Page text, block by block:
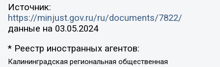
Источник:
https://minjust.gov.ru/ru/documents/7822/
данные на 03.05.2024
* Реестр иностранных агентов:
Калининградская региональная общественная организация "Экозащита!-Женсовет", Фонд содействия защите прав и свобод граждан "Общественный вердикт", Фонд "Институт Развития Свободы Информации", Частное учреждение "Информационное агентство МЕМО. РУ", Региональная общественная организация "Общественная комиссия по сохранению наследия академика Сахарова", Фонд поддержки свободы прессы, Санкт-Петербургская общественная правозащитная организация "Гражданский контроль", Межрегиональная общественная организация "Информационно-просветительский центр "Мемориал", Региональный Фонд "Центр Защиты Прав Средств Массовой Информации", с 05.12.2023 Фонд "Центр Защиты Прав Средств массовой информации", Региональная общественная благотворительная организация помощи беженцам и мигрантам "Гражданское содействие", Негосударственное образовательное учреждение дополнительного профессионального образования (повышение квалификации) специалистов "АКАДЕМИЯ ПО ПРАВАМ ЧЕЛОВЕКА", Свердловская региональная общественная организация "Сутяжник", Автономная некоммерческая организация "Центр независимых социологических исследований", Союз общественных объединений "Российский исследовательский центр по правам человека", Региональное общественное учреждение научно-информационный центр "МЕМОРИАЛ", Некоммерческая организация "Фонд защиты гласности", Автономная некоммерческая организация "Институт прав человека", Городская общественная организация "Екатеринбургское общество "МЕМОРИАЛ", Городская общественная организация "Рязанское историко-просветительское и правозащитное общество "Мемориал" (Рязанский Мемориал), Челябинский региональный орган общественной самодеятельности – женское общественное объединение "Женщины Евразии", Челябинский региональный орган общественной самодеятельности "Уральская правозащитная группа", Фонд содействия защите здоровья и социальной справедливости имени Андрея Рылькова, Автономная Некоммерческая Организация "Аналитический Центр Юрия Левады", Автономная некоммерческая организация социальной поддержки населения "Проект Апрель", Региональная общественная организация помощи женщинам и детям, находящимся в кризисной ситуации "Информационно-методический центр "Анна", Фонд содействия развитию массовых коммуникаций и правовому просвещению "Так-так-Так", Фонд содействия устойчивому развитию "Серебряная тайга", Свердловский региональный общественный фонд социальных проектов "Новое время", "Idel.Реалии", Кавказ.Реалии, Крым.Реалии, Телеканал Настоящее Время, Татаро-башкирская служба Радио Свобода (Azatliq Radiosi), Радио Свободная Европа/Радио Свобода (PCE/PC), "Сибирь.Реалии", "Фактограф", Благотворительный фонд помощи осужденным и их семьям, Автономная некоммерческая организация "Институт глобализации и социальных движений", Фонд "В защиту прав заключенных", Частное учреждение "Центр поддержки и содействия развитию средств массовой информации", Пензенский региональный общественный благотворительный фонд "Гражданский союз", "Север.Реалии", Некоммерческая организация Фонд "Правовая инициатива", Общество с ограниченной ответственностью "Радио Свободная Европа/Радио Свобода", Чешское информационное агентство "MEDIUM-ORIENT", Красноярская региональная общественная организация "Мы против СПИДа", Камалягин Денис Николаевич, Маркелов Сергей Евгеньевич, Пономарев Лев Александрович, Савицкая Людмила Алексеевна, Автономная некоммерческая организация "Центр по работе с проблемой насилия "НАСИЛИЮ.НЕТ", Межрегиональный профессиональный союз работников здравоохранения "Альянс врачей", Юридическое лицо, зарегистрированное в Латвийской Республике, SIA "Medusa Project" (регистрационный номер 40103797863, дата регистрации 10.06.2014), Некоммерческая организация "Фонд по борьбе с коррупцией", Автономная некоммерческая организация "Институт права и публичной политики", Баданин Роман Сергеевич, Гликин Максим Александрович, Железнова Мария Михайловна, Лукьянова Юлия Сергеевна, Маетная Елизавета Витальевна, Маняхин Петр Борисович, Чуракова Ольга Владимировна, Ярош Юлия Петровна, Юридическое лицо "The Insider SIA", зарегистрированное в Риге, Латвийская Республика (дата регистрации 26.06.2015), являющееся администратором доменного имени интернет-издания "The Insider SIA", https://theins.ru, Постернак Алексей Евгеньевич, Рубин Михаил Аркадьевич, Анин Роман Александрович, Юридическое лицо Istories fonds, зарегистрированное в Латвийской Республике (регистрационный номер 50008295751, дата регистрации 24.02.2020), Великовский Дмитрий Александрович, Долинина Ирина Николаевна, Мароховская Алеся Алексеевна, Шлейнов Роман Юрьевич, Шмагун Олеся Валентиновна, Общество с ограниченной ответственностью "Альтаир 2021", Общество с ограниченной ответственностью "Вега 2021", Общество с ограниченной ответственностью "Главный редактор 2021", Общество с ограниченной ответственностью "Ромашки монолит", Важенков Артем Валерьевич, Ивановская областная общественная организация "Центр гендерных исследований", Гурман Юрий Альбертович, Медиапроект "ОВД-Инфо", Егоров Владимир Владимирович, Жилинский Владимир Александрович, Общество с ограниченной ответственностью "ЗП", Иванова София Юрьевна, Карезина Инна Павловна, Кильтау Екатерина Викторовна, Петров Алексей Викторович, Пискунов Сергей Евгеньевич, Смирнов Сергей Сергеевич, Тихонов Михаил Сергеевич, Общество с ограниченной ответственностью "ЖУРНАЛИСТ-ИНОСТРАННЫЙ АГЕНТ", Арапова Галина Юрьевна, Вольтская Татьяна Анатольевна, Американская компания "Mason G.E.S. Anonymous Foundation" (США), являющаяся владельцем интернет-издания https://mnews.world/, Компания "Stichting Bellingcat", зарегистрированная в Нидерландах (дата регистрации 11.07.2018), Захаров Андрей Вячеславович, Клепиковская Екатерина Дмитриевна, Общество с ограниченной ответственностью "МЕМО", Перл Роман Александрович, Симонов Евгений Алексеевич, Соловьева Елена Анатольевна, Сотников Даниил Владимирович, Сурначева Елизавета Дмитриевна, Автономная некоммерческая организация по защите прав человека и информированию населения "Якутия – Наше Мнение", Общество с ограниченной ответственностью "Москоу диджитал медиа", с 26.01.2023 Общество с ограниченной ответственностью "Чайка Белые сады", Ветошкина Валерия Валерьевна, Заговора Максим Александрович, Межрегиональное общественное движение "Российская ЛГБТ - сеть", Оленичев Максим Владимирович, Павлов Иван Юрьевич, Скворцова Елена Сергеевна, Общество с ограниченной ответственностью "Как бы инагент", Кочетков Игорь Викторович, Общество с ограниченной ответственностью "Честные выборы", Еланчик Олег Александрович, Общество с ограниченной ответственностью "Нобелевский призыв", Гималова Регина Эмилевна, Григорьев Андрей Валерьевич, Григорьева Алина Александровна, Ассоциация по содействию защите прав призывников, альтернативнослужащих и военнослужащих "Правозащитная группа "Гражданин.Армия.Право", Хисамова Регина Фаритовна, Автономная некоммерческая организация по реализации социально-правовых программ "Лилит", Дальневосточное общественное движение "Маяк", Санкт-Петербургская ЛГБТ-инициативная группа "Выход", Инициативная группа ЛГБТ+ "Реверс", Алексеев Андрей Викторович, Бекбулатова Таисия Львовна, Беляев Иван Михайлович, Владыкина Елена Сергеевна, Гельман Марат Александрович, Никульшина Вероника Юрьевна, Толоконникова Надежда Андреевна, Шендерович Виктор Анатольевич, Общество с ограниченной ответственностью "Данное сообщение", Общество с ограниченной ответственностью Издательский дом "Новая глава", Айнбиндер Александра Александровна, Московский комьюнити-центр для ЛГБТ+инициатив, Благотворительный фонд развития филантропии, Deutsche Welle (Германия, Kurt-Schumacher-Strasse 3, 53113 Bonn), Борзунова Мария Михайловна, Воробьев Виктор Викторович, Голубева Анна Львовна, Константинова Алла Михайловна, Малкова Ирина Владимировна, Мурадов Мурад Абдулгалимович, Осетинская Елизавета Николаевна, Понасенков Евгений Николаевич, Ганапольский Матвей Юрьевич, Киселев Евгений Алексеевич, Борухович Ирина Григорьевна, Дремин Иван Тимофеевич, Дубровский Дмитрий Викторович, Красноярская региональная общественная организация поддержки и развития альтернативных образовательных технологий и межкультурных коммуникаций "ИНТЕРРА", Маяковская Екатерина Алексеевна, Фейгин Марк Захарович, Филимонов Андрей Викторович, Дзугкоева Регина Николаевна, Доброхотов Роман Александрович, Дудь Юрий Александрович, Елкин Сергей Владимирович, Кругликов Кирилл Игоревич, Сабунаева Мария Леонидовна, Семенов Алексей Владимирович, Шаинян Карен Багратович, Шульман Екатерина Михайловна, Асафьев Артур Валерьевич, Вахштайн Виктор Семенович, Венедиктов Алексей Алексеевич, Лушникова Екатерина Евгеньевна, Волков Леонид Михайлович, Невзоров Александр Глебович, Пархоменко Сергей Борисович, Сироткин Ярослав Николаевич, Кара-Мурза Владимир Владимирович, Баранова Наталья Владимировна, Гозман Леонид Яковлевич, Кагарлицкий Борис Юльевич, Климарев Михаил Валерьевич, Милов Владимир Станиславович, Автономная некоммерческая организация Краснодарский центр современного искусства "Типография", Моргенштерн Алишер Тагирович, Соболь Любовь Эдуардовна, Общество с ограниченной ответственностью "ЛИЗА НОРМ", Каспаров Гарри Кимович, Ходорковский Михаил Борисович, Общество с ограниченной ответственностью "Апрельские тезисы", Данилович Ирина Брониславовна, Кашин Олег Владимирович, Петров Николай Владимирович, Пивоваров Алексей Владимирович, Соколов Михаил Владимирович, Цветкова Юлия Владимировна, Чичваркин Евгений Александрович, Комитет против пыток/Команда против пыток, Общество с ограниченной ответственностью "Первый научный", Общество с ограниченной ответственностью "Вертолет и ко", Белоцерковская Вероника Борисовна, Кац Максим Евгеньевич, Лазарева Татьяна Юрьевна, Шаведдинов Руслан Табризович, Яшин Илья Валерьевич, Общество с ограниченной ответственностью "Иноагент ААВ", Алешковский Дмитрий Петрович, Альбац Евгения Марковна, Быков Дмитрий Львович, Галямина Юлия Евгеньевна, Лойко Сергей Леонидович, Мартынов Кирилл Константинович, Медведев Сергей Александрович, Крашенинников Федор Геннадиевич, Гордеева Катерина Вл